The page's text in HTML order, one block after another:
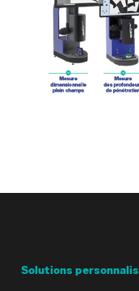
Solutions